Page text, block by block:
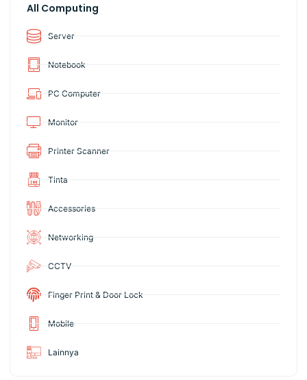
All Computing
Server
Notebook
PC Computer
Monitor
Printer Scanner
Tinta
Accessories
Networking
CCTV
Finger Print & Door Lock
Mobile
Lainnya